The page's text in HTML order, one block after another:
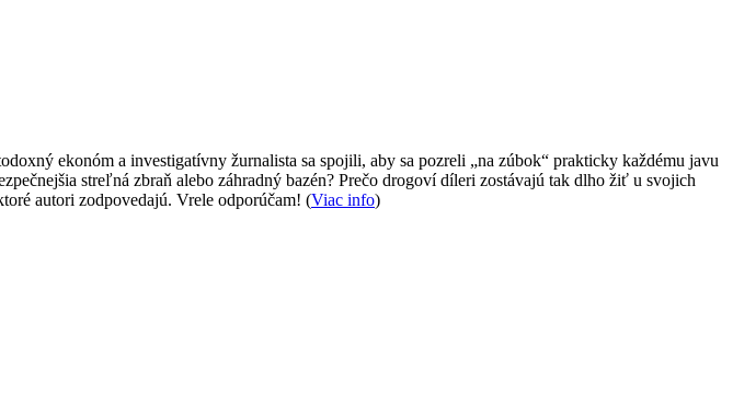
ekonóm a investigatívny žurnalista sa spojili, aby sa pozreli „na zúbok“ prakticky každému javu
streľná zbraň alebo záhradný bazén? Prečo drogoví díleri zostávajú tak dlho žiť u svojich
autori zodpovedajú. Vrele odporúčam! (Viac info)